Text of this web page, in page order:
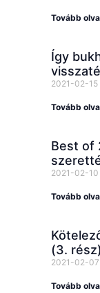
Tovább
Így
2021-02-15
Tovább
Best of
2021-02-10
Tovább
(3. rész)
2021-02-07
Tovább